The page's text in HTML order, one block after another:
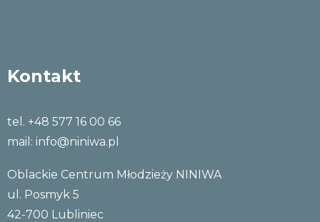
Kontakt
tel. +48 577 16 00 66
mail: info@niniwa.pl
Oblackie Centrum Młodzieży NINIWA
ul. Posmyk 5
42-700 Lubliniec